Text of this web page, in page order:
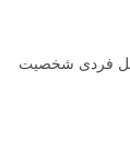
فردی شخصیت